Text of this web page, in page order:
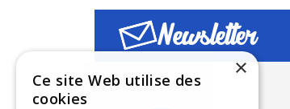
Newsletter
×
Ce site Web utilise des
cookies